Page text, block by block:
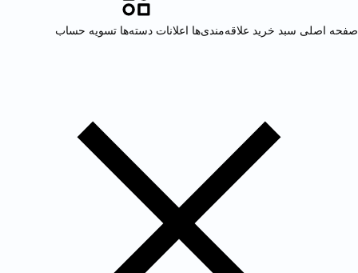
صفحه اصلی سبد خرید علاقه‌مندی‌ها اعلانات دسته‌ها تسویه حساب